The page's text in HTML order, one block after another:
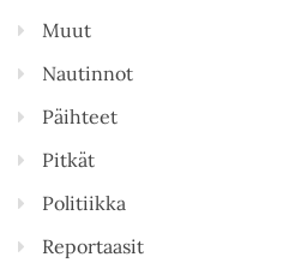
Muut
Nautinnot
Päihteet
Pitkät
Politiikka
Reportaasit